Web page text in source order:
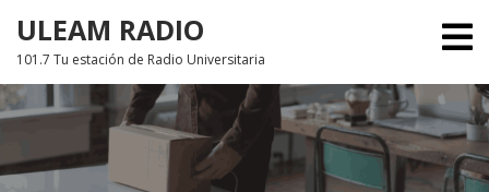
content
ULEAM RADIO
101.7 Tu estación de Radio Universitaria